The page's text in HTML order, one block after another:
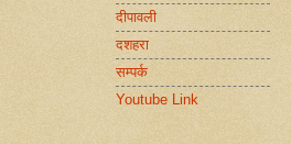
दीपावली
दशहरा
सम्पर्क
Youtube Link